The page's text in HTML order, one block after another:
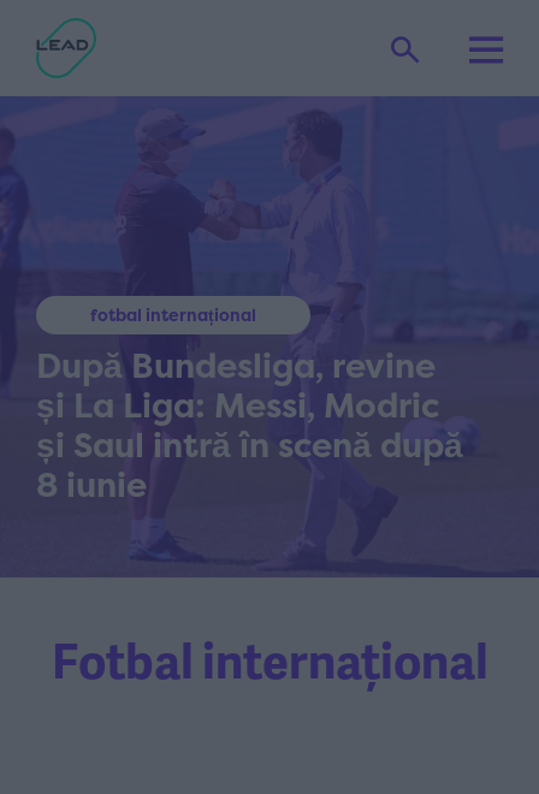
Fotbal internațional
fotbal internațional
După Bundesliga, revine
și La Liga: Messi, Modric
și Saul intră în scenă după
8 iunie